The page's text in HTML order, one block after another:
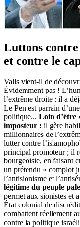
Luttons contre
et contre le
Valls vient-il de
Évidemment pas !
l’extrême droite : il a
Le Pen est parrain
politique... Loin d’être
imposteur : il gère
millionnaires de
lutter contre
principal promoteur ; il
bourgeoisie, en faisant
un prétendu « complot
l’antisionisme et
légitime du peuple
permet aux sionistes et
État colonial de
combattent réellement
contre la politique